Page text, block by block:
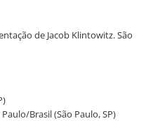
de Jacob Klintowitz. São
Brasil (São Paulo, SP)